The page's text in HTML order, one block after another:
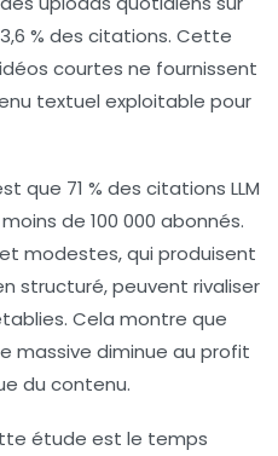
% des citations. Cette
courtes ne fournissent
textuel exploitable pour
que 71 % des citations LLM
de 100 000 abonnés.
modestes, qui produisent
structuré, peuvent rivaliser
Cela montre que
massive diminue au profit
du contenu.
étude est le temps